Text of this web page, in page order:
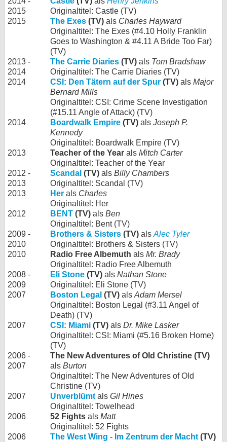
2015
Originaltitel: Castle (TV)
2015
The Exes (TV) als Charles Hayward
Originaltitel: The Exes (#4.10 Holly Franklin
Goes to Washington & #4.11 A Bride Too Far)
(TV)
2013 -
2014
The Carrie Diaries (TV) als Tom Bradshaw
Originaltitel: The Carrie Diaries (TV)
2014
CSI: Den Tätern auf der Spur (TV) als Major
Bernard Mills
Originaltitel: CSI: Crime Scene Investigation
(#15.11 Angle of Attack) (TV)
2014
Boardwalk Empire (TV) als Joseph P.
Kennedy
Originaltitel: Boardwalk Empire (TV)
2013
Teacher of the Year als Mitch Carter
Originaltitel: Teacher of the Year
2012 -
2013
Scandal (TV) als Billy Chambers
Originaltitel: Scandal (TV)
2013
Her als Charles
Originaltitel: Her
2012
BENT (TV) als Ben
Originaltitel: Bent (TV)
2009 -
2010
Brothers & Sisters (TV) als Alec Tyler
Originaltitel: Brothers & Sisters (TV)
2010
Radio Free Albemuth als Mr. Brady
Originaltitel: Radio Free Albemuth
2008 -
2009
Eli Stone (TV) als Nathan Stone
Originaltitel: Eli Stone (TV)
2007
Boston Legal (TV) als Adam Mersel
Originaltitel: Boston Legal (#3.11 Angel of
Death) (TV)
2007
CSI: Miami (TV) als Dr. Mike Lasker
Originaltitel: CSI: Miami (#5.16 Broken Home)
(TV)
2006 -
2007
The New Adventures of Old Christine (TV)
als Burton
Originaltitel: The New Adventures of Old
Christine (TV)
2007
Unverblümt als Gil Hines
Originaltitel: Towelhead
2006
52 Fights als Matt
Originaltitel: 52 Fights
2006
The West Wing - Im Zentrum der Macht (TV)